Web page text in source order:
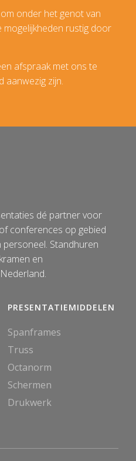
onder het genot van
mogelijkheden rustig door
afspraak met ons te
aanwezig zijn.
dé partner voor
conferences op gebied
personeel. Standhuren
en
PRESENTATIEMIDDELEN
Spanframes
Truss
Octanorm
Schermen
Drukwerk